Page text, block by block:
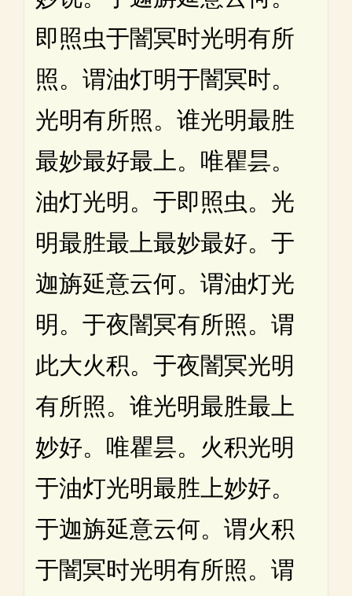
即照虫于闇冥时光明有所
照。谓油灯明于闇冥时。
光明有所照。谁光明最胜
最妙最好最上。唯瞿昙。
油灯光明。于即照虫。光
明最胜最上最妙最好。于
迦旃延意云何。谓油灯光
明。于夜闇冥有所照。谓
此大火积。于夜闇冥光明
有所照。谁光明最胜最上
妙好。唯瞿昙。火积光明
于油灯光明最胜上妙好。
于迦旃延意云何。谓火积
于闇冥时光明有所照。谓